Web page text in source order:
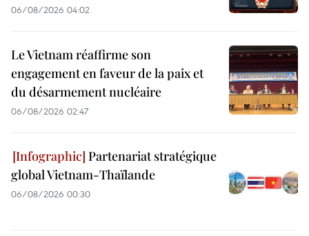
06/08/2026 04:02
Le Vietnam réaffirme son
engagement en faveur de la paix et
du désarmement nucléaire
06/08/2026 02:47
Partenariat stratégique
global Vietnam-Thaïlande
06/08/2026 00:30